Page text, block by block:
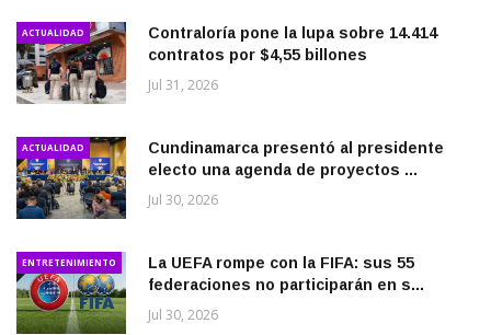
ACTUALIDAD
Contraloría pone la lupa sobre 14.414
contratos por $4,55 billones
Jul 31, 2026
ACTUALIDAD
Cundinamarca presentó al presidente
electo una agenda de proyectos ...
Jul 30, 2026
ENTRETENIMIENTO
La UEFA rompe con la FIFA: sus 55
federaciones no participarán en s...
Jul 30, 2026